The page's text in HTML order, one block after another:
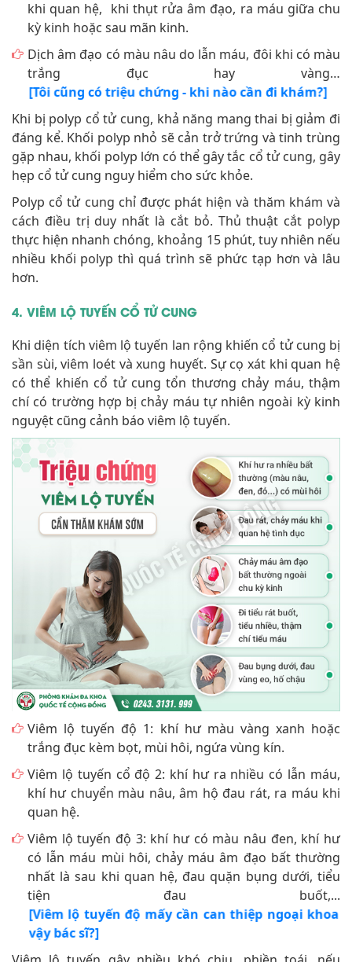
khi quan hệ, khi thụt rửa âm đạo, ra máu giữa chu
kỳ kinh hoặc sau mãn kinh.
Dịch âm đạo có màu nâu do lẫn máu, đôi khi có màu
trắng đục hay vàng…
[Tôi cũng có triệu chứng - khi nào cần đi khám?]
Khi bị polyp cổ tử cung, khả năng mang thai bị giảm đi
đáng kể. Khối polyp nhỏ sẽ cản trở trứng và tinh trùng
gặp nhau, khối polyp lớn có thể gây tắc cổ tử cung, gây
hẹp cổ tử cung nguy hiểm cho sức khỏe.
Polyp cổ tử cung chỉ được phát hiện và thăm khám và
cách điều trị duy nhất là cắt bỏ. Thủ thuật cắt polyp
thực hiện nhanh chóng, khoảng 15 phút, tuy nhiên nếu
nhiều khối polyp thì quá trình sẽ phức tạp hơn và lâu
hơn.
4. VIÊM LỘ TUYẾN CỔ TỬ CUNG
Khi diện tích viêm lộ tuyến lan rộng khiến cổ tử cung bị
sần sùi, viêm loét và xung huyết. Sự cọ xát khi quan hệ
có thể khiến cổ tử cung tổn thương chảy máu, thậm
chí có trường hợp bị chảy máu tự nhiên ngoài kỳ kinh
nguyệt cũng cảnh báo viêm lộ tuyến.
Viêm lộ tuyến độ 1: khí hư màu vàng xanh hoặc
trắng đục kèm bọt, mùi hôi, ngứa vùng kín.
Viêm lộ tuyến cổ độ 2: khí hư ra nhiều có lẫn máu,
khí hư chuyển màu nâu, âm hộ đau rát, ra máu khi
quan hệ.
Viêm lộ tuyến độ 3: khí hư có màu nâu đen, khí hư
có lẫn máu mùi hôi, chảy máu âm đạo bất thường
nhất là sau khi quan hệ, đau quặn bụng dưới, tiểu
tiện đau buốt,...
[Viêm lộ tuyến độ mấy cần can thiệp ngoại khoa
vậy bác sĩ?]